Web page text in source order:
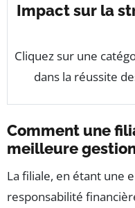
Impact sur la
Cliquez sur une
dans la réussite
Comment une
meilleure
La filiale, en étant une
responsabilité